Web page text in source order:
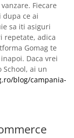
Fiecare
dupa ce ai
sa iti asiguri
repetate, adica
Gomag te
Daca vrei
ai un
blog/campania-